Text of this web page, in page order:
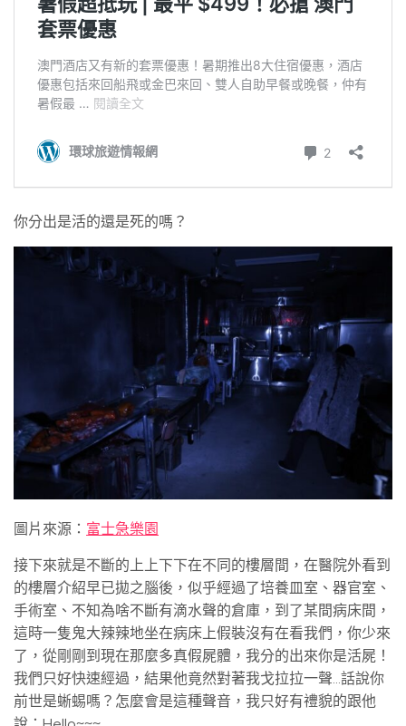
你分出是活的還是死的嗎？
圖片來源： 富士急樂園
接下來就是不斷的上上下下在不同的樓層間，在醫院外看到
的樓層介紹早已拋之腦後，似乎經過了培養皿室、器官室、
手術室、不知為啥不斷有滴水聲的倉庫，到了某間病床間，
這時一隻鬼大辣辣地坐在病床上假裝沒有在看我們，你少來
了，從剛剛到現在那麼多真假屍體，我分的出來你是活屍！
我們只好快速經過，結果他竟然對著我戈拉拉一聲…話說你
前世是蜥蜴嗎？怎麼會是這種聲音，我只好有禮貌的跟他